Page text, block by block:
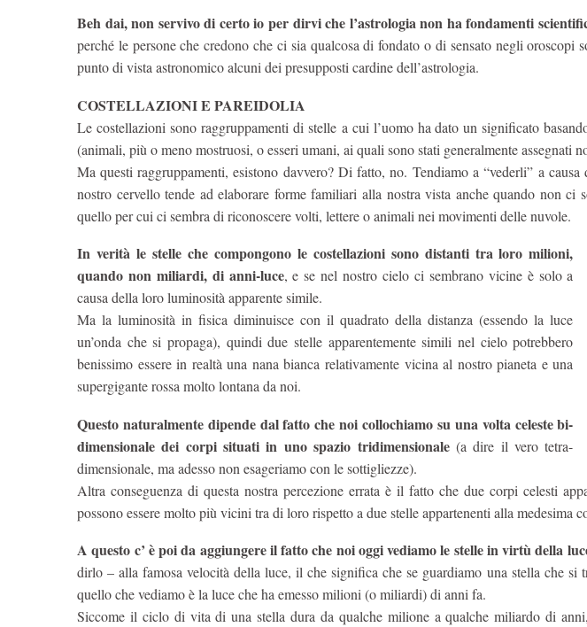
Beh dai, non servivo di certo io per dirvi che l’astrologia non ha fondamenti
perché le persone che credono che ci sia qualcosa di fondato o di sensato negli oroscopi
punto di vista astronomico alcuni dei presupposti cardine dell’astrologia.
COSTELLAZIONI E PAREIDOLIA
Le costellazioni sono raggruppamenti di stelle a cui l’uomo ha dato un significato
(animali, più o meno mostruosi, o esseri umani, ai quali sono stati generalmente assegnati
Ma questi raggruppamenti, esistono davvero? Di fatto, no. Tendiamo a “vederli” a
nostro cervello tende ad elaborare forme familiari alla nostra vista anche quando non ci
quello per cui ci sembra di riconoscere volti, lettere o animali nei movimenti delle nuvole.
In verità le stelle che compongono le costellazioni sono distanti tra loro milioni,
quando non miliardi, di anni-luce, e se nel nostro cielo ci sembrano vicine è solo a
causa della loro luminosità apparente simile.
Ma la luminosità in fisica diminuisce con il quadrato della distanza (essendo la luce
un’onda che si propaga), quindi due stelle apparentemente simili nel cielo potrebbero
benissimo essere in realtà una nana bianca relativamente vicina al nostro pianeta e una
supergigante rossa molto lontana da noi.
Questo naturalmente dipende dal fatto che noi collochiamo su una volta celeste bi-
dimensionale dei corpi situati in uno spazio tridimensionale(a dire il vero tetra-
dimensionale, ma adesso non esageriamo con le sottigliezze).
Altra conseguenza di questa nostra percezione errata è il fatto che due corpi celesti
possono essere molto più vicini tra di loro rispetto a due stelle appartenenti alla medesima
A questo c’ è poi da aggiungere il fatto che noi oggi vediamo le stelle in virtù della
dirlo – alla famosa velocità della luce, il che significa che se guardiamo una stella che
quello che vediamo è la luce che ha emesso milioni (o miliardi) di anni fa.
Siccome il ciclo di vita di una stella dura da qualche milione a qualche miliardo di